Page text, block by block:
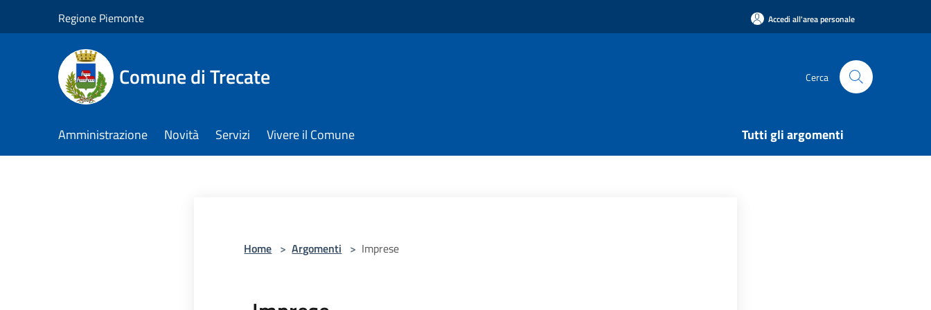
Regione Piemonte Accedi all'area personale
Comune di Trecate Cerca
Amministrazione Novità Servizi Vivere il Comune Tutti gli argomenti
Home > Argomenti > Imprese